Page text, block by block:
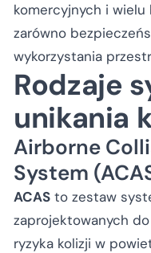
komercyjnych i wielu
zarówno
wykorzystania
Rodzaje
unikania
Airborne
System
ACAS to zestaw
zaprojektowanych
ryzyka kolizji w